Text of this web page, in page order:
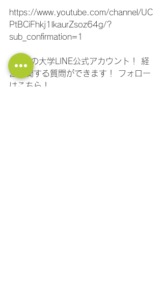
https://www.youtube.com/channel/UC
PtBCiFhkj1lkaurZsoz64g/?
sub_confirmation=1
●社長の大学LINE公式アカウント！ 経
営に関する質問ができます！ フォロー
はこちら！